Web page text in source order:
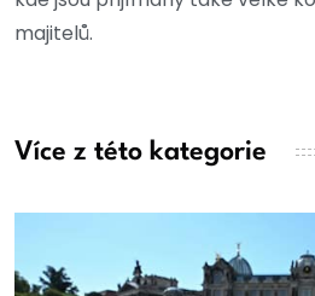
majitelů.
Více z této kategorie